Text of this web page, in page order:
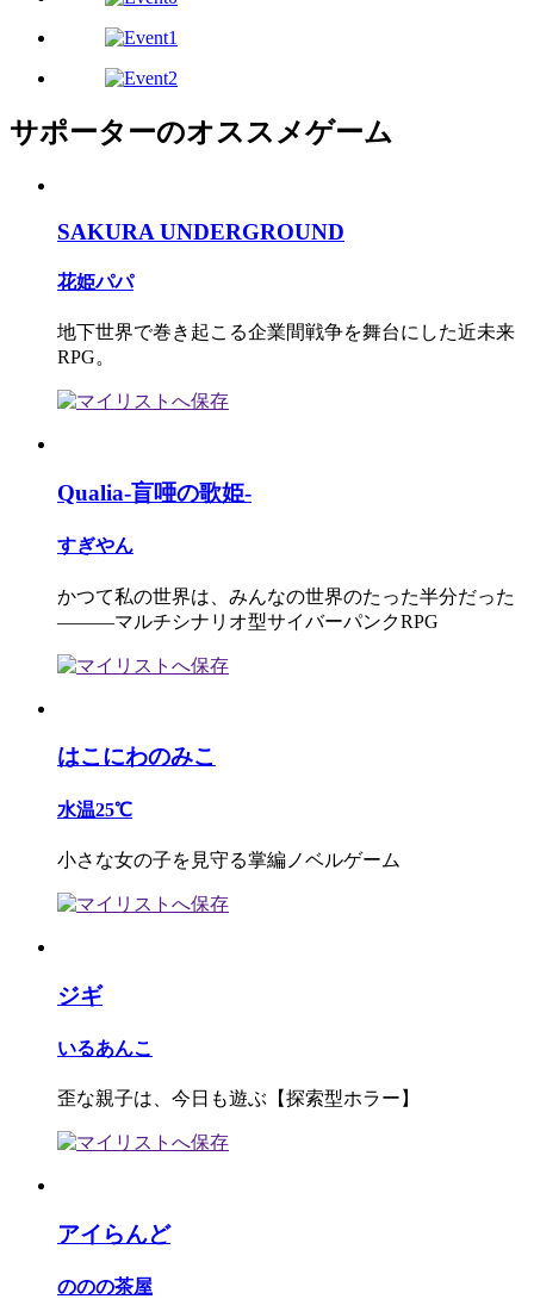
サポーターのオススメゲーム
SAKURA UNDERGROUND
花姫パパ
地下世界で巻き起こる企業間戦争を舞台にした近未来
RPG。
Qualia-盲唖の歌姫-
すぎやん
かつて私の世界は、みんなの世界のたった半分だった
―――マルチシナリオ型サイバーパンクRPG
はこにわのみこ
水温25℃
小さな女の子を見守る掌編ノベルゲーム
ジギ
いるあんこ
歪な親子は、今日も遊ぶ【探索型ホラー】
アイらんど
ののの茶屋